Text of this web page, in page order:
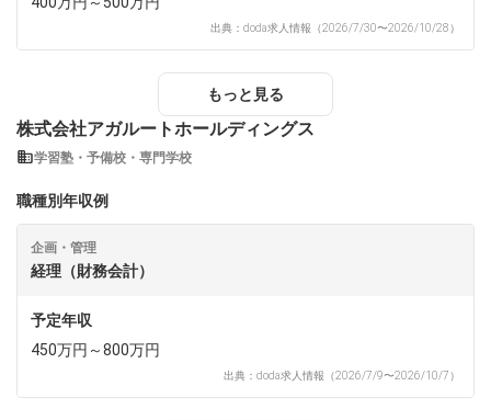
出典：doda求人情報（2026/7/30〜2026/10/28）
もっと見る
株式会社アガルートホールディングス
学習塾・予備校・専門学校
職種別年収例
企画・管理
経理（財務会計）
予定年収
450万円～800万円
出典：doda求人情報（2026/7/9〜2026/10/7）